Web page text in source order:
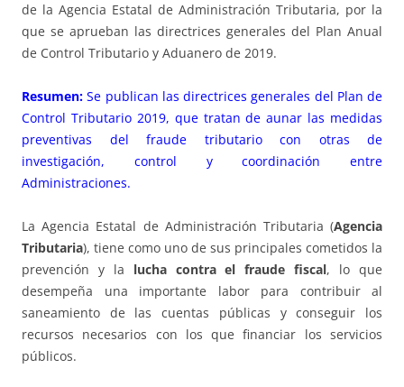
de la Agencia Estatal de Administración Tributaria, por la
que se aprueban las directrices generales del Plan Anual
de Control Tributario y Aduanero de 2019.
Resumen: Se publican las directrices generales del Plan de
Control Tributario 2019, que tratan de aunar las medidas
preventivas del fraude tributario con otras de
investigación, control y coordinación entre
Administraciones.
La Agencia Estatal de Administración Tributaria (Agencia
Tributaria), tiene como uno de sus principales cometidos la
prevención y la lucha contra el fraude fiscal, lo que
desempeña una importante labor para contribuir al
saneamiento de las cuentas públicas y conseguir los
recursos necesarios con los que financiar los servicios
públicos.